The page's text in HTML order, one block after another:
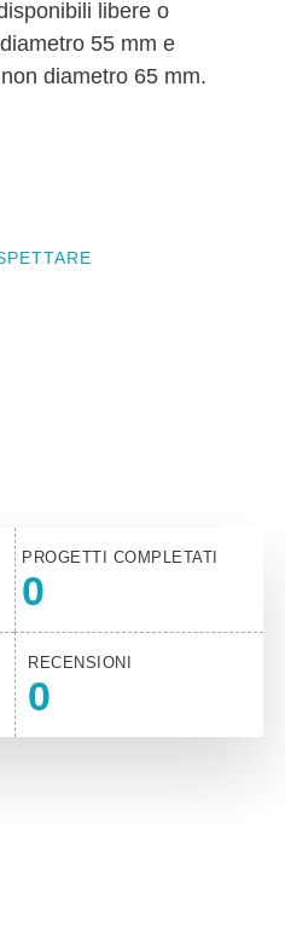
libere o
55 mm e
diametro 65 mm.
PROGETTI COMPLETATI
0
RECENSIONI
0